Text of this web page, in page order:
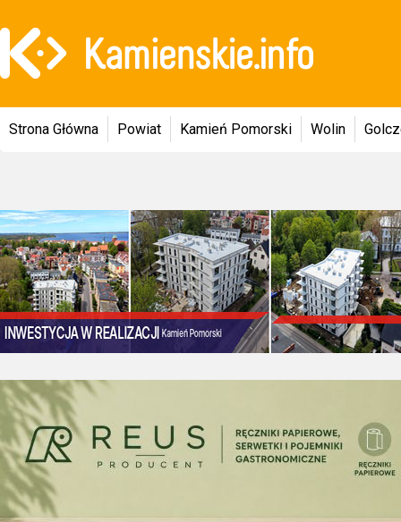
Strona Główna Powiat Kamień Pomorski Wolin